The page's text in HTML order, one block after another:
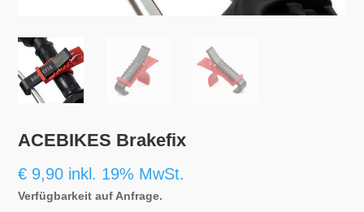
ACEBIKES Brakefix
€ 9,90 inkl. 19% MwSt.
Verfügbarkeit auf Anfrage.